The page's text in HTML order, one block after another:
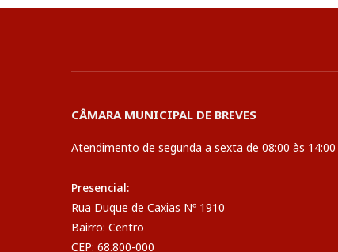
CÂMARA MUNICIPAL DE BREVES
Atendimento de segunda a sexta de 08:00 às 14:00
Presencial:
Rua Duque de Caxias Nº 1910
Bairro: Centro
CEP: 68.800-000